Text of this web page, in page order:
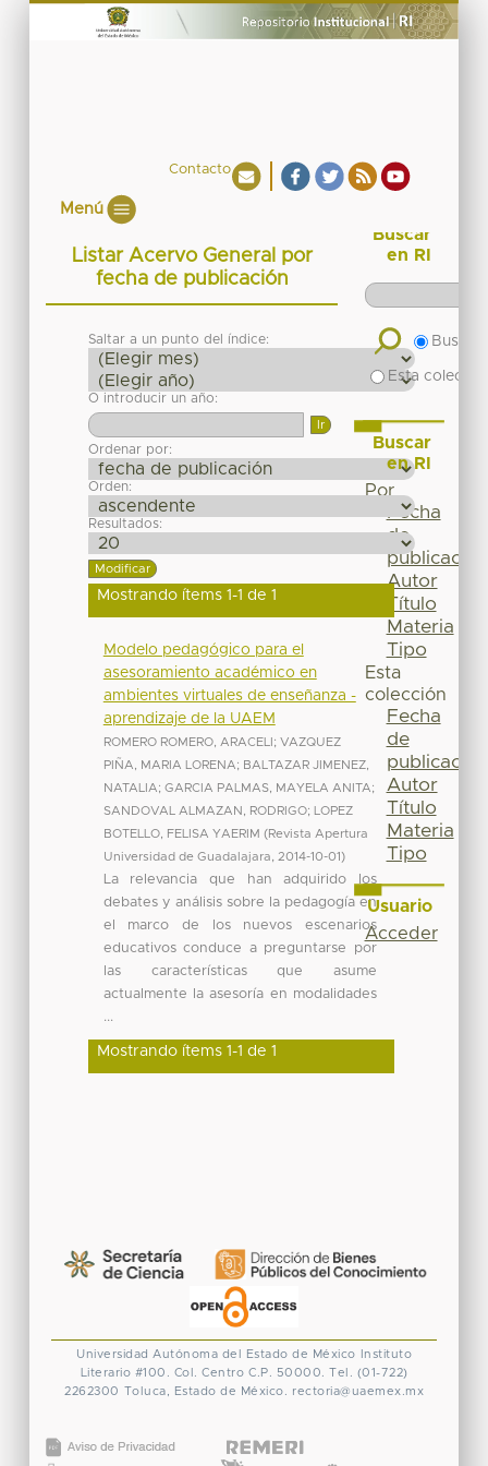
Contacto
Menú
Listar Acervo General por
fecha de publicación
Saltar a un punto del índice:
O introducir un año:
Ordenar por:
Orden:
Resultados:
Mostrando ítems 1-1 de 1
Modelo pedagógico para el
asesoramiento académico en
ambientes virtuales de enseñanza -
aprendizaje de la UAEM
ROMERO ROMERO, ARACELI ; VAZQUEZ
PIÑA, MARIA LORENA; BALTAZAR JIMENEZ,
NATALIA; GARCIA PALMAS, MAYELA ANITA;
SANDOVAL ALMAZAN, RODRIGO;
LOPEZ
BOTELLO, FELISA YAERIM (Revista Apertura
Universidad de Guadalajara
2014-10-01)
La relevancia que han adquirido los
debates y análisis sobre la pedagogía en
el marco de los nuevos escenarios
educativos conduce a preguntarse por
las características que asume
actualmente la asesoría en modalidades
...
Mostrando ítems 1-1 de 1
Buscar
en RI
Buscar
Esta
Buscar
en RI
Por
Fecha
de
publicación
Autor
Título
Materia
Tipo
Esta
colección
Fecha
de
publicación
Autor
Título
Materia
Tipo
Usuario
Acceder
Universidad Autónoma del Estado de México
Instituto
Literario #100. Col. Centro C.P. 50000. Tel. (01-722)
2262300 Toluca, Estado de México. rectoria@uaemex.mx